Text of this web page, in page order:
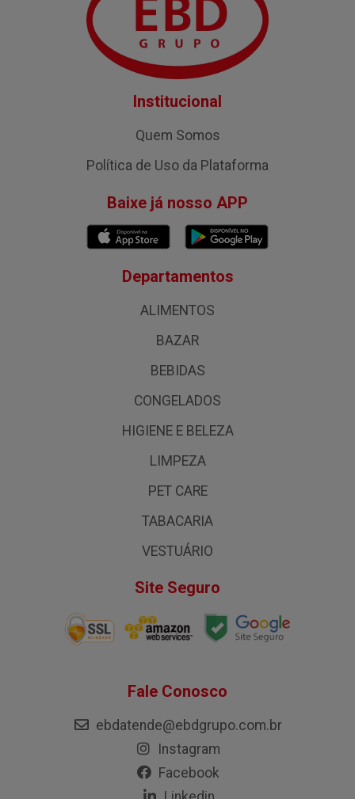
Institucional
Quem Somos
Política de Uso da Plataforma
Baixe já nosso APP
Departamentos
ALIMENTOS
BAZAR
BEBIDAS
CONGELADOS
HIGIENE E BELEZA
LIMPEZA
PET CARE
TABACARIA
VESTUÁRIO
Site Seguro
Fale Conosco
ebdatende@ebdgrupo.com.br
Instagram
Facebook